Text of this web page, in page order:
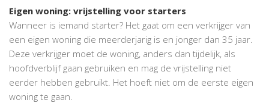
Eigen woning: vrijstelling voor starters
Wanneer is iemand starter? Het gaat om een verkrijger van
een eigen woning die meerderjarig is en jonger dan 35 jaar.
Deze verkrijger moet de woning, anders dan tijdelijk, als
hoofdverblijf gaan gebruiken en mag de vrijstelling niet
eerder hebben gebruikt. Het hoeft niet om de eerste eigen
woning te gaan.